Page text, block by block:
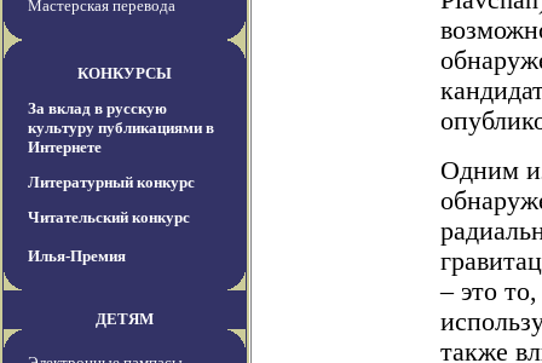
Мастерская перевода
КОНКУРСЫ
За вклад в русскую
культуру публикациями в
Интернете
Литературный конкурс
Читательский конкурс
Илья-Премия
ДЕТЯМ
Одним
– это
также